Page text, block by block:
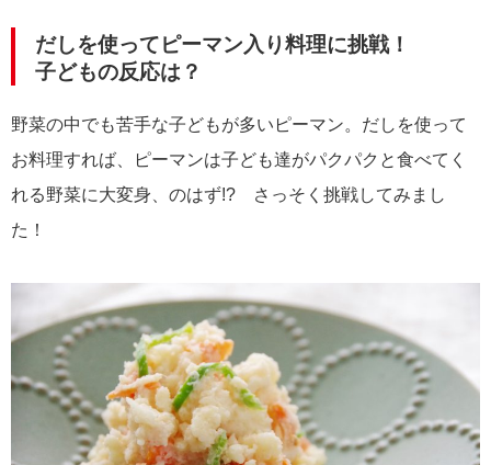
だしを使ってピーマン入り料理に挑戦！
子どもの反応は？
野菜の中でも苦手な子どもが多いピーマン。だしを使って
お料理すれば、ピーマンは子ども達がパクパクと食べてく
れる野菜に大変身、のはず!? さっそく挑戦してみまし
た！